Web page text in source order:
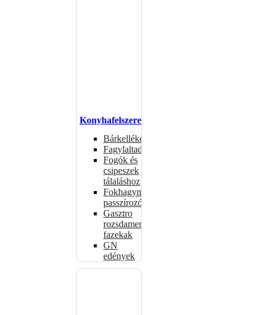
Konyhafelszerelés
Bárkellékek
Fagylaltadagolók
Fogók és
csipeszek
tálaláshoz
Fokhagymaprések,
passzírozók
Gasztro
rozsdamentes
fazekak
GN
edények